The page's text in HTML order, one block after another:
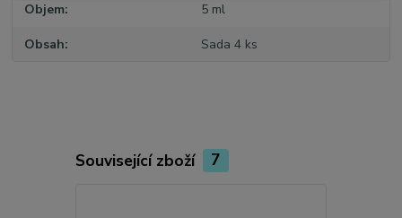
Objem 5 ml
Obsah Sada 4 ks
Související zboží 7